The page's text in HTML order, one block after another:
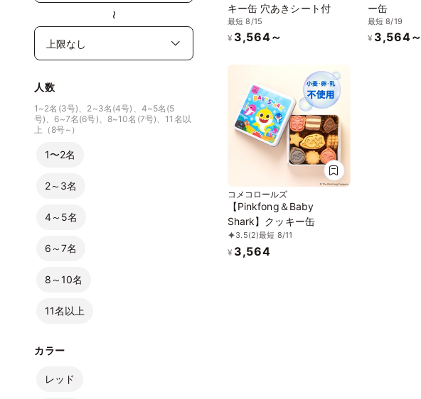
〜
人数
1~2名(3号)、2~3名(4号)、4~5名(5
号)、6~7名(6号)、8~10名(7号)、11名以
上（8号~）
1〜2名
2～3名
4～5名
6～7名
8～10名
11名以上
カラー
レッド
キー缶 穴あきシート付
最短 8/15
¥ 3,564～
ー缶
最短 8/19
¥ 3,564～
コメコロールズ
【Pinkfong＆Baby
Shark】クッキー缶
3.5(2)最短 8/11
¥ 3,564